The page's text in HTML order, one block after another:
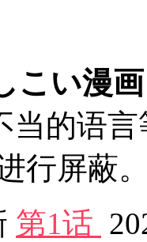
こい漫画
当的语
行屏蔽
第1话